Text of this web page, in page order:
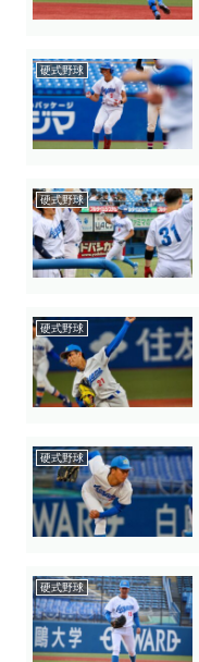
硬式野球
硬式野球
硬式野球
硬式野球
硬式野球